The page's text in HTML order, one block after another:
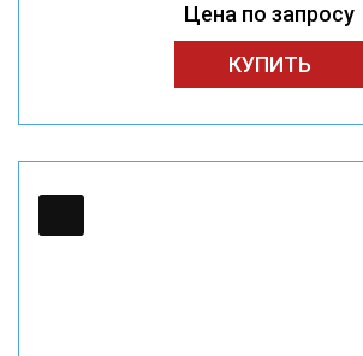
Цена по запросу
КУПИТЬ